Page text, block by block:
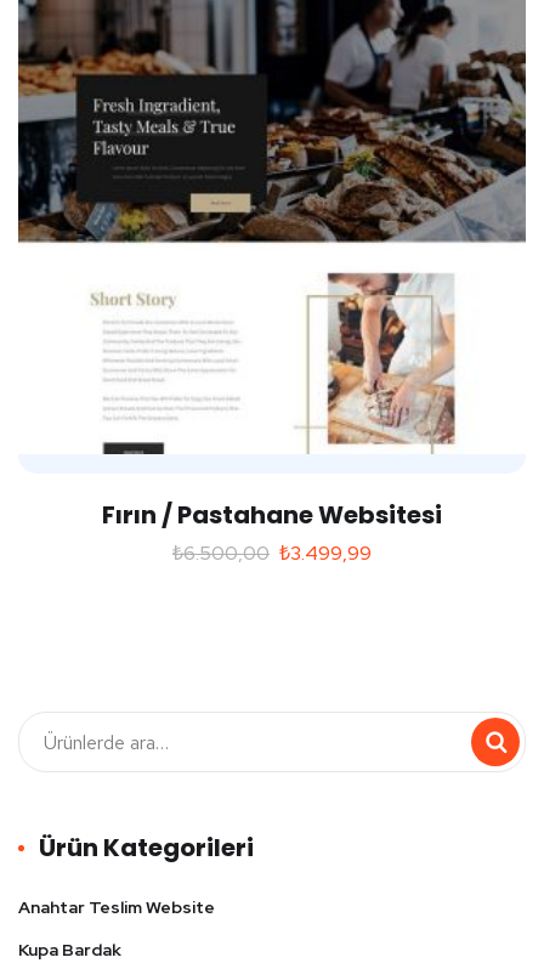
Fırın / Pastahane Websitesi
₺6.500,00 ₺3.499,99
Ürün Kategorileri
Anahtar Teslim Website
Kupa Bardak